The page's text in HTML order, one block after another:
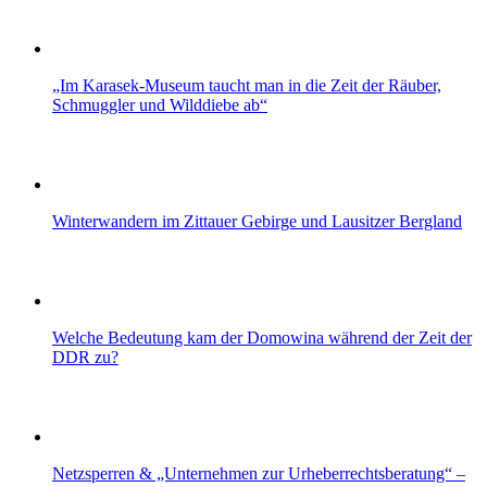
„Im Karasek-Museum taucht man in die Zeit der Räuber,
Schmuggler und Wilddiebe ab“
Winterwandern im Zittauer Gebirge und Lausitzer Bergland
Welche Bedeutung kam der Domowina während der Zeit der
DDR zu?
Netzsperren & „Unternehmen zur Urheberrechtsberatung“ –